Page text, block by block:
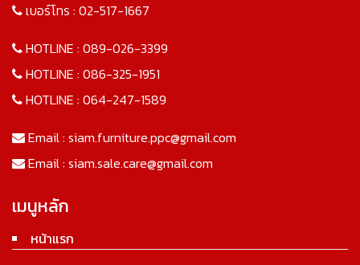
เบอร์โทร : 02-517-1667
HOTLINE : 089-026-3399
HOTLINE : 086-325-1951
HOTLINE : 064-247-1589
Email : siam.furniture.ppc@gmail.com
Email : siam.sale.care@gmail.com
เมนูหลัก
หน้าแรก